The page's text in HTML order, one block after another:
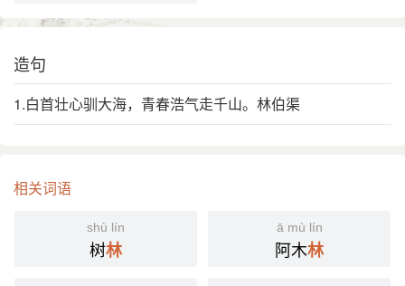
造句
1.白首壮心驯大海，青春浩气走千山。林伯渠
相关词语
shù lín
树林
ā mù lín
阿木林